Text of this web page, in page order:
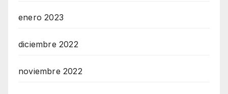
enero 2023
diciembre 2022
noviembre 2022